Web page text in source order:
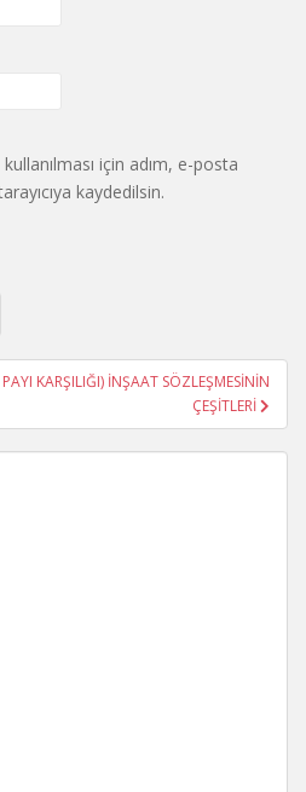
için adım, e-posta
kaydedilsin.
KARŞILIĞI) İNŞAAT SÖZLEŞMESİNİN
ÇEŞİTLERİ